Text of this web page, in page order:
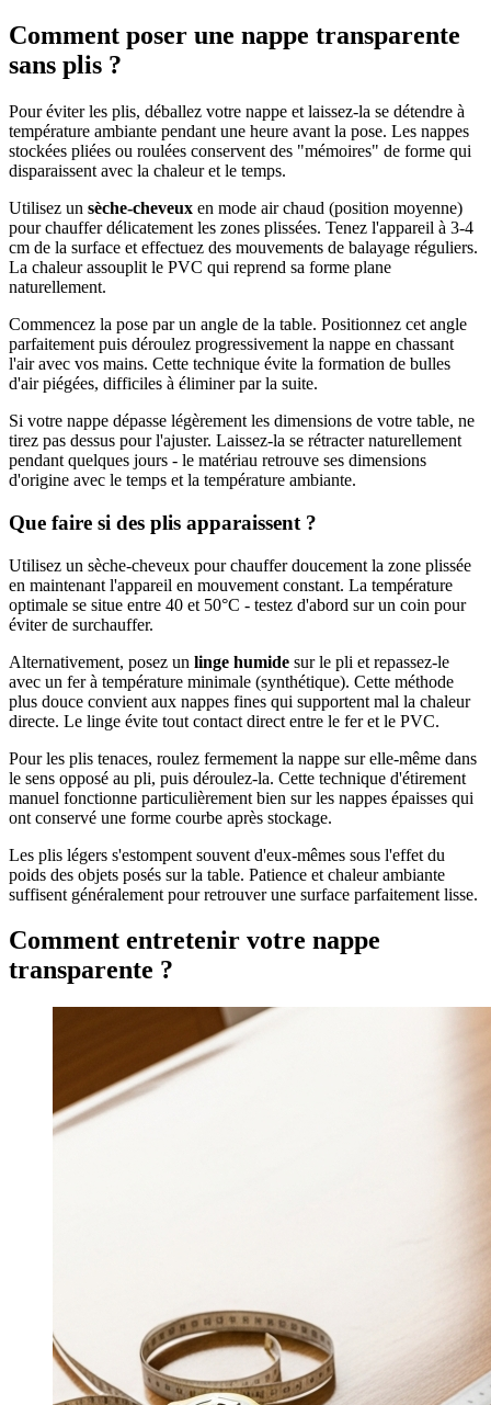
Comment poser une nappe transparente
sans plis ?
Pour éviter les plis, déballez votre nappe et laissez-la se détendre à
température ambiante pendant une heure avant la pose. Les nappes
stockées pliées ou roulées conservent des "mémoires" de forme qui
disparaissent avec la chaleur et le temps.
Utilisez un sèche-cheveux en mode air chaud (position moyenne)
pour chauffer délicatement les zones plissées. Tenez l'appareil à 3-4
cm de la surface et effectuez des mouvements de balayage réguliers.
La chaleur assouplit le PVC qui reprend sa forme plane
naturellement.
Commencez la pose par un angle de la table. Positionnez cet angle
parfaitement puis déroulez progressivement la nappe en chassant
l'air avec vos mains. Cette technique évite la formation de bulles
d'air piégées, difficiles à éliminer par la suite.
Si votre nappe dépasse légèrement les dimensions de votre table, ne
tirez pas dessus pour l'ajuster. Laissez-la se rétracter naturellement
pendant quelques jours - le matériau retrouve ses dimensions
d'origine avec le temps et la température ambiante.
Que faire si des plis apparaissent ?
Utilisez un sèche-cheveux pour chauffer doucement la zone plissée
en maintenant l'appareil en mouvement constant. La température
optimale se situe entre 40 et 50°C - testez d'abord sur un coin pour
éviter de surchauffer.
Alternativement, posez un linge humide sur le pli et repassez-le
avec un fer à température minimale (synthétique). Cette méthode
plus douce convient aux nappes fines qui supportent mal la chaleur
directe. Le linge évite tout contact direct entre le fer et le PVC.
Pour les plis tenaces, roulez fermement la nappe sur elle-même dans
le sens opposé au pli, puis déroulez-la. Cette technique d'étirement
manuel fonctionne particulièrement bien sur les nappes épaisses qui
ont conservé une forme courbe après stockage.
Les plis légers s'estompent souvent d'eux-mêmes sous l'effet du
poids des objets posés sur la table. Patience et chaleur ambiante
suffisent généralement pour retrouver une surface parfaitement lisse.
Comment entretenir votre nappe
transparente ?